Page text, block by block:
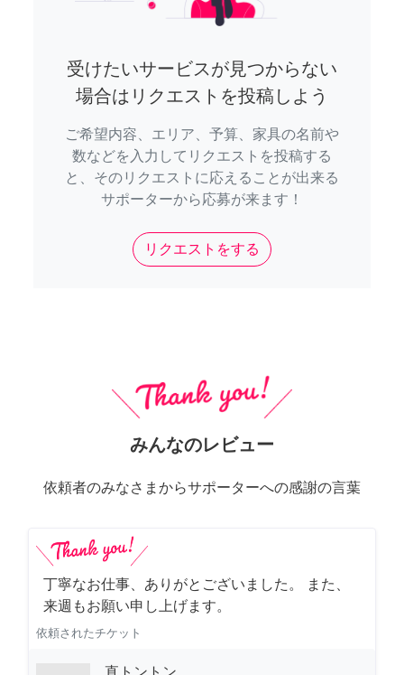
受けたいサービスが見つからない
場合はリクエストを投稿しよう
ご希望内容、エリア、予算、家具の名前や
数などを入力してリクエストを投稿する
と、そのリクエストに応えることが出来る
サポーターから応募が来ます！
リクエストをする
みんなのレビュー
依頼者のみなさまからサポーターへの感謝の言葉
丁寧なお仕事、ありがとございました。 また、
来週もお願い申し上げます。
依頼されたチケット